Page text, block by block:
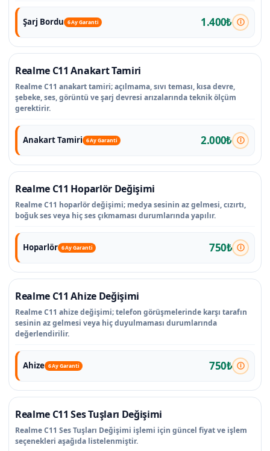
Şarj Bordu 6 Ay Garanti 1.400₺
Realme C11 Anakart Tamiri
Realme C11 anakart tamiri; açılmama, sıvı teması, kısa devre,
şebeke, ses, görüntü ve şarj devresi arızalarında teknik ölçüm
gerektirir.
Anakart Tamiri 6 Ay Garanti 2.000₺
Realme C11 Hoparlör Değişimi
Realme C11 hoparlör değişimi; medya sesinin az gelmesi, cızırtı,
boğuk ses veya hiç ses çıkmaması durumlarında yapılır.
Hoparlör 6 Ay Garanti 750₺
Realme C11 Ahize Değişimi
Realme C11 ahize değişimi; telefon görüşmelerinde karşı tarafın
sesinin az gelmesi veya hiç duyulmaması durumlarında
değerlendirilir.
Ahize 6 Ay Garanti 750₺
Realme C11 Ses Tuşları Değişimi
Realme C11 Ses Tuşları Değişimi işlemi için güncel fiyat ve işlem
seçenekleri aşağıda listelenmiştir.